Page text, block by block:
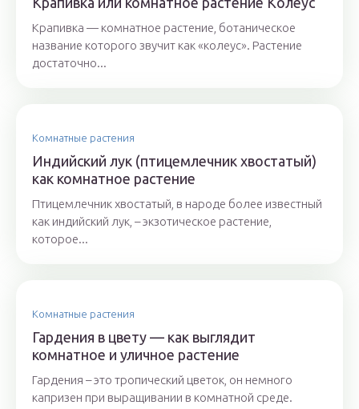
Крапивка — комнатное растение, ботаническое
название которого звучит как «колеус». Растение
достаточно...
Комнатные растения
Индийский лук (птицемлечник хвостатый)
как комнатное растение
Птицемлечник хвостатый, в народе более известный
как индийский лук, – экзотическое растение,
которое...
Комнатные растения
Гардения в цвету — как выглядит
комнатное и уличное растение
Гардения – это тропический цветок, он немного
капризен при выращивании в комнатной среде.